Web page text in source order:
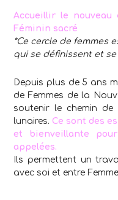
Accueillir le
Féminin sacré
*Ce cercle de femmes
qui se définissent et
Depuis plus de 5 ans
de Femmes de la
soutenir le chemin
lunaires. Ce sont des
et bienveillante
appelées.
Ils permettent un
avec soi et entre